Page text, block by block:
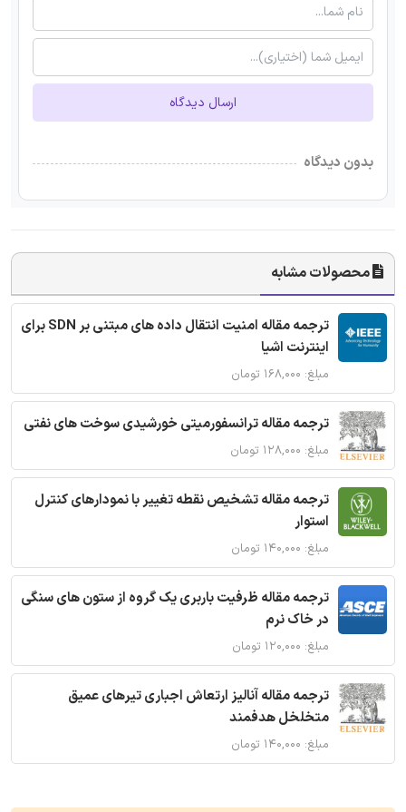
ارسال دیدگاه
بدون دیدگاه
محصولات مشابه
ترجمه مقاله امنیت انتقال داده های مبتنی بر SDN برای
اینترنت اشیا
مبلغ: ۱۶۸,۰۰۰ تومان
ترجمه مقاله ترانسفورمیتی خورشیدی سوخت های نفتی
مبلغ: ۱۲۸,۰۰۰ تومان
ترجمه مقاله تشخیص نقطه تغییر با نمودارهای کنترل
استوار
مبلغ: ۱۴۰,۰۰۰ تومان
ترجمه مقاله ظرفیت باربری یک گروه از ستون های سنگی
در خاک نرم
مبلغ: ۱۲۰,۰۰۰ تومان
ترجمه مقاله آنالیز ارتعاش اجباری تیرهای عمیق
متخلخل هدفمند
مبلغ: ۱۴۰,۰۰۰ تومان